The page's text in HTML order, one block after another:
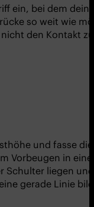
ein, bei dem
so weit wie
den Kontakt
und fasse
Vorbeugen in
Schulter liegen
gerade Linie